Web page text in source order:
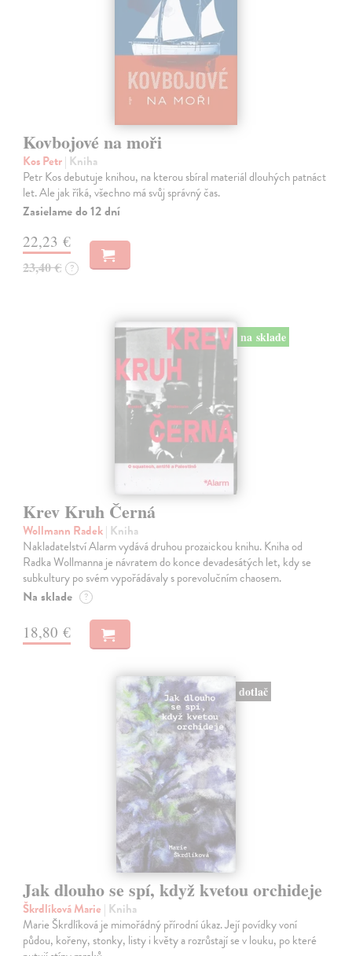
Kovbojové na moři
Kos Petr| Kniha
Petr Kos debutuje knihou, na kterou sbíral materiál dlouhých patnáct
let. Ale jak říká, všechno má svůj správný čas.
Zasielame do 12 dní
22,23 €
23,40 € ?
na sklade
Krev Kruh Černá
Wollmann Radek| Kniha
Nakladatelství Alarm vydává druhou prozaickou knihu. Kniha od
Radka Wollmanna je návratem do konce devadesátých let, kdy se
subkultury po svém vypořádávaly s porevolučním chaosem.
Na sklade ?
18,80 €
dotlač
Jak dlouho se spí, když kvetou orchideje
Škrdlíková Marie | Kniha
Marie Škrdlíková je mimořádný přírodní úkaz. Její povídky voní
půdou, kořeny, stonky, listy i květy a rozrůstají se v louku, po které